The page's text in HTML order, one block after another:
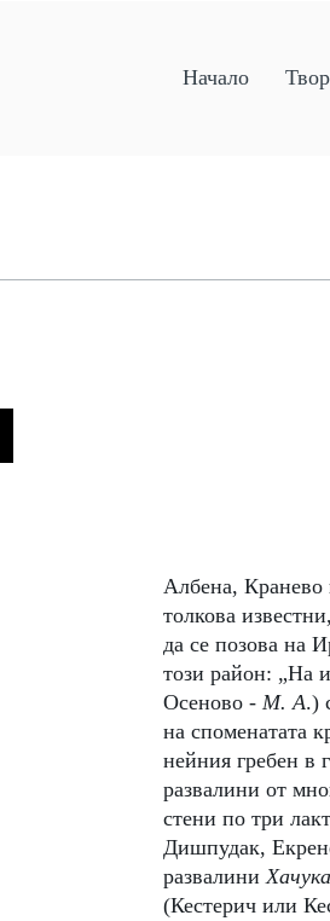
Начало
Албена, Кранево
толкова
да се позова на
този район: „На
Осеново - М. А.)
на споменатата
нейния гребен в
развалини от
стени по три
Дишпудак,
развалини
(Кестерич или